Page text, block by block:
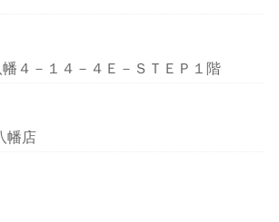
４－１４－４Ｅ－ＳＴＥＰ１階
幡店